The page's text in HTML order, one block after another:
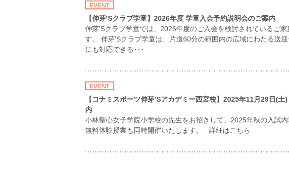
【伸芽’Sクラブ学童】2026年度 学童入会予約説明会のご案内
伸芽’Sクラブ学童では、2026年度のご入会を検討されているご
す。 伸芽’Sクラブ学童は、片道60分の範囲内の広域にわたる送
にも対応できる･･･
【コナミスポーツ伸芽’Sアカデミー西宮校】2025年11月29日(
内
小林聖心女子学院小学校の先生をお招きして、2025年秋の入試
無料体験授業も同時開催いたします。 詳細はこちら